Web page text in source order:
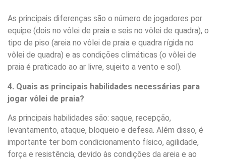
As principais diferenças são o número de jogadores por
equipe (dois no vôlei de praia e seis no vôlei de quadra), o
tipo de piso (areia no vôlei de praia e quadra rígida no
vôlei de quadra) e as condições climáticas (o vôlei de
praia é praticado ao ar livre, sujeito a vento e sol).
4. Quais as principais habilidades necessárias para
jogar vôlei de praia?
As principais habilidades são: saque, recepção,
levantamento, ataque, bloqueio e defesa. Além disso, é
importante ter bom condicionamento físico, agilidade,
força e resistência, devido às condições da areia e ao